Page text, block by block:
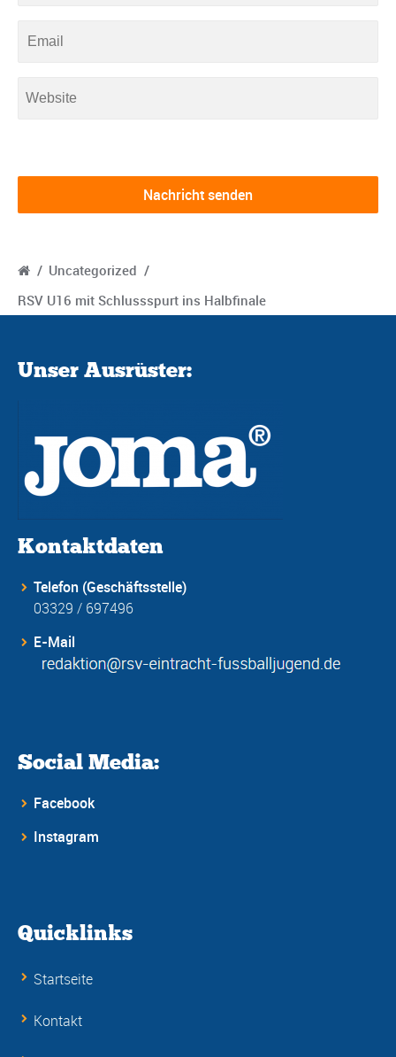
/ Uncategorized /
RSV U16 mit Schlussspurt ins Halbfinale
Unser Ausrüster:
Kontaktdaten
Telefon (Geschäftsstelle)
03329 / 697496
E-Mail
Social Media:
Facebook
Instagram
Quicklinks
Startseite
Kontakt